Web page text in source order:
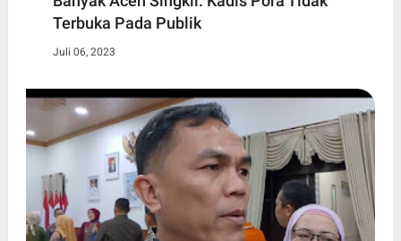
Terbuka Pada Publik
Juli 06, 2023